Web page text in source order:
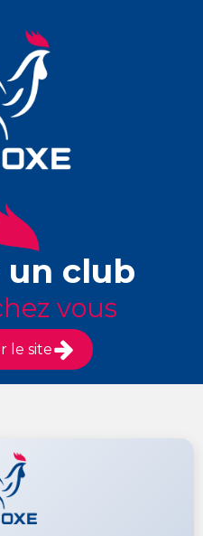
un club
vous
le site